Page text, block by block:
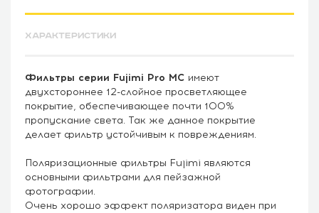
ХАРАКТЕРИСТИКИ
Фильтры серии Fujimi Pro MC имеют
двухстороннее 12-слойное просветляющее
покрытие, обеспечивающее почти 100%
пропускание света. Так же данное покрытие
делает фильтр устойчивым к повреждениям.
Поляризационные фильтры Fujimi являются
основными фильтрами для пейзажной
фотографии.
Очень хорошо эффект поляризатора виден при